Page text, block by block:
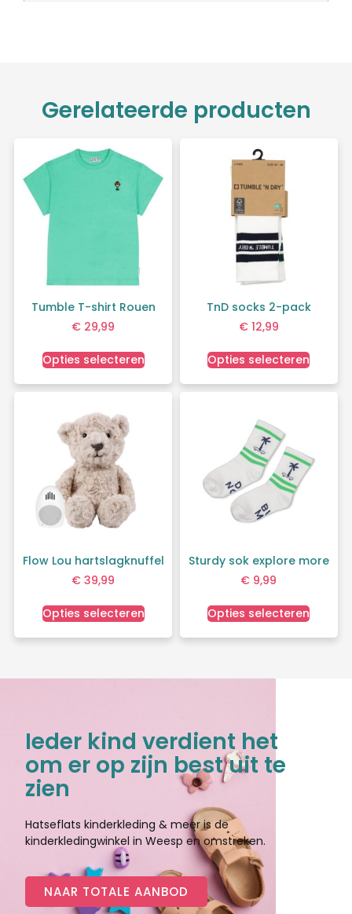
Gerelateerde producten
Tumble T-shirt Rouen
€ 29,99
Opties selecteren
TnD socks 2-pack
€12,99
Opties selecteren
Flow Lou hartslagknuffel
€ 39,99
Opties selecteren
Sturdy sok explore more
€ 9,99
Opties selecteren
Ieder kind verdient het
om er op zijn best uit te
zien
Hatseflats kinderkleding & meer is de
kinderkledingwinkel in Weesp en omstreken.
NAAR TOTALE AANBOD